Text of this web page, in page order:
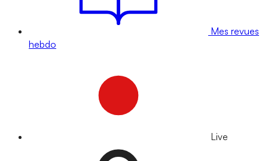
Mes revues
hebdo
Live